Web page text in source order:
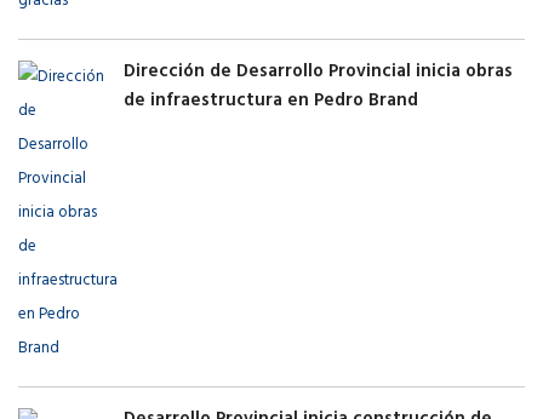
Dirección de Desarrollo Provincial inicia obras
de infraestructura en Pedro Brand